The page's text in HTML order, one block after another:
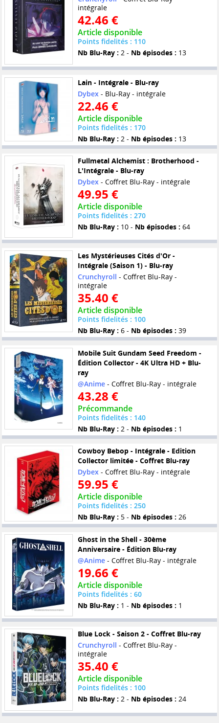
intégrale
42.46 €
Article disponible
Points fidelités : 110
Nb Blu-Ray : 2 - Nb épisodes : 13
Lain - Intégrale - Blu-ray
Dybex - Blu-Ray - intégrale
22.46 €
Article disponible
Points fidelités : 170
Nb Blu-Ray : 2 - Nb épisodes : 13
Fullmetal Alchemist : Brotherhood -
L'Intégrale - Blu-ray
Dybex- Coffret Blu-Ray - intégrale
49.95 €
Article disponible
Points fidelités : 270
Nb Blu-Ray : 10 - Nb épisodes : 64
Les Mystérieuses Cités d'Or -
Intégrale (Saison 1) - Blu-ray
Crunchyroll - Coffret Blu-Ray -
intégrale
35.40 €
Article disponible
Points fidelités : 100
Nb Blu-Ray : 6 - Nb épisodes : 39
Mobile Suit Gundam Seed Freedom -
Édition Collector - 4K Ultra HD + Blu-
ray
@Anime- Coffret Blu-Ray - intégrale
43.28 €
Précommande
Points fidelités : 140
Nb Blu-Ray : 2 - Nb épisodes : 1
Cowboy Bebop - Intégrale - Edition
Collector limitée - Coffret Blu-ray
Dybex- Coffret Blu-Ray - intégrale
59.95 €
Article disponible
Points fidelités : 250
Nb Blu-Ray : 5 - Nb épisodes : 26
Ghost in the Shell - 30ème
Anniversaire - Édition Blu-ray
@Anime- Coffret Blu-Ray - intégrale
19.66 €
Article disponible
Points fidelités : 60
Nb Blu-Ray : 1 - Nb épisodes : 1
Blue Lock - Saison 2 - Coffret Blu-ray
Crunchyroll - Coffret Blu-Ray -
intégrale
35.40 €
Article disponible
Points fidelités : 100
Nb Blu-Ray : 2 - Nb épisodes : 24